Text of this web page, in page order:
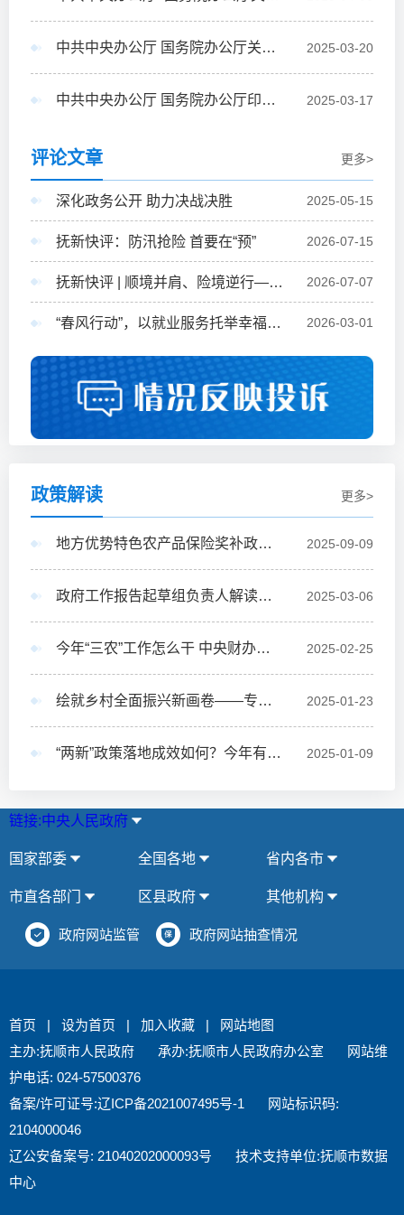
2025-03-20
中共中央办公厅 国务院办公厅关于进一步强化食品安全全链条监管的意见
2025-03-17
中共中央办公厅 国务院办公厅印发《提振消费专项行动方案》
评论文章 更多>
2025-05-15
深化政务公开 助力决战决胜
2026-07-15
抚新快评：防汛抢险 首要在“预”
2026-07-07
抚新快评 | 顺境并肩、险境逆行——防汛一线党员冲在最前面
2026-03-01
“春风行动”，以就业服务托举幸福期盼
政策解读 更多>
2025-09-09
地方优势特色农产品保险奖补政策出台
2025-03-06
政府工作报告起草组负责人解读报告新部署
2025-02-25
今年“三农”工作怎么干 中央财办、中央农办有关负责人解答热点问题
2025-01-23
绘就乡村全面振兴新画卷——专家解读《乡村全面振兴规划（2024－2027年）》
2025-01-09
“两新”政策落地成效如何？今年有哪些新部署？五部门回应社会关切
链接:中央人民政府
国家部委 全国各地 省内各市
市直各部门 区县政府 其他机构
政府网站监管 政府网站抽查情况
首页 设为首页 加入收藏
网站地图
主办:抚顺市人民政府
承办:抚顺市人民政府办公室
网站维
护电话: 024-57500376
备案/许可证号:辽ICP备2021007495号-1
网站标识码:
2104000046
辽公安备案号: 21040202000093号
技术支持单位:抚顺市数据
中心